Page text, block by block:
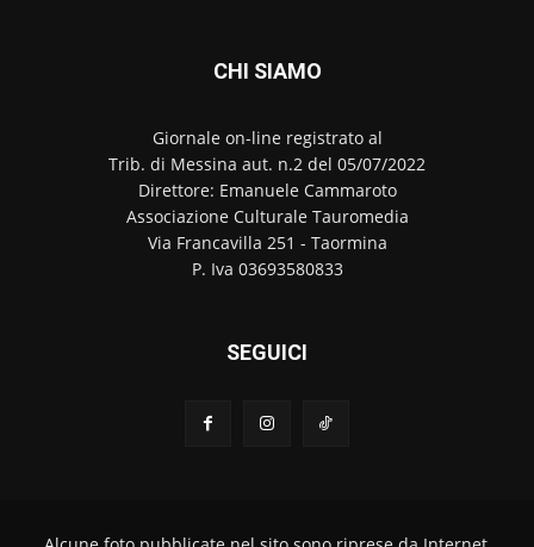
CHI SIAMO
Giornale on-line registrato al
Trib. di Messina aut. n.2 del 05/07/2022
Direttore: Emanuele Cammaroto
Associazione Culturale Tauromedia
Via Francavilla 251 - Taormina
P. Iva 03693580833
SEGUICI